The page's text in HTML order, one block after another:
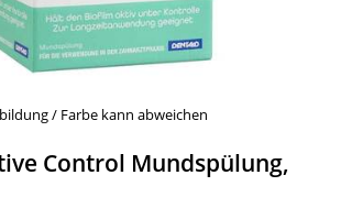
/ Farbe kann abweichen
Control Mundspülung,